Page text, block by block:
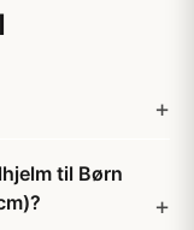
til Børn